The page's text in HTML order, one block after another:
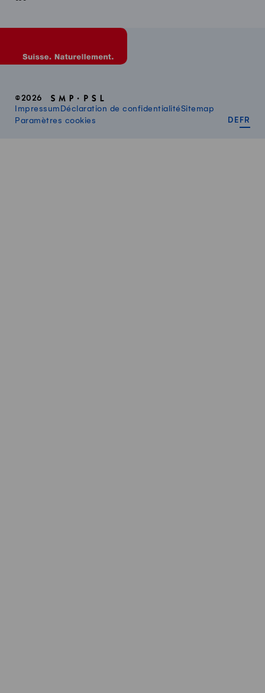
©2026
Impressum Déclaration de confidentialitéSitemap
Paramètres cookies
DE FR